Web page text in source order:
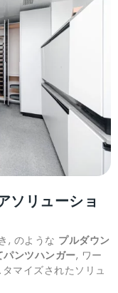
ソリューショ
, のような プルダウン
ンツハンガー, ワー
マイズされたソリュ